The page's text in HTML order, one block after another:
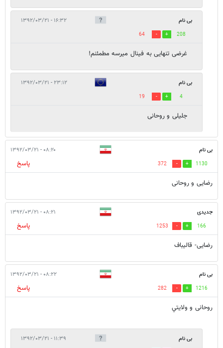
بی نام ۱۶:۳۲ - ۱۳۹۲/۰۳/۲۱
208
64
غرضی تنهایی به فینال میرسه مطمئنم!
بی نام ۲۳:۱۲ - ۱۳۹۲/۰۳/۲۱
4
19
جلیلی و روحانی
بی نام ۰۸:۲۰ - ۱۳۹۲/۰۳/۲۱
1130
372
پاسخ
رضایی و روحانی
جدیدی ۰۸:۲۱ - ۱۳۹۲/۰۳/۲۱
166
1253
پاسخ
رضایی- قالیباف
بی نام ۰۸:۲۲ - ۱۳۹۲/۰۳/۲۱
1216
282
پاسخ
روحانی و ولايتي
بی نام ۱۱:۳۹ - ۱۳۹۲/۰۳/۲۱